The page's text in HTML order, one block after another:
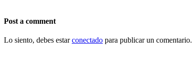
Post a comment
Lo siento, debes estarconectado para publicar un comentario.